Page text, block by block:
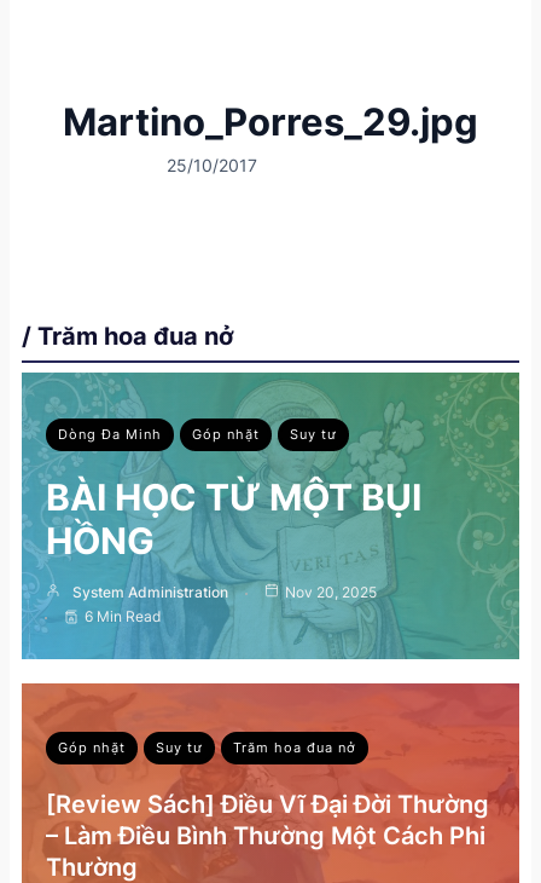
Martino_Porres_29.jpg
25/10/2017
/ Trăm hoa đua nở
Dòng Đa Minh Góp nhặt Suy tư
BÀI HỌC TỪ MỘT BỤI
HỒNG
System Administration
Nov 20, 2025
6 Min Read
Góp nhặt Suy tư Trăm hoa đua nở
[Review Sách] Điều Vĩ Đại Đời Thường
– Làm Điều Bình Thường Một Cách Phi
Thường